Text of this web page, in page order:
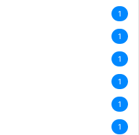
1
1
1
1
1
1